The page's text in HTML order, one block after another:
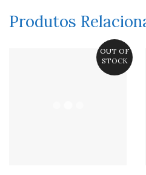
Produtos
OUT OF
STOCK